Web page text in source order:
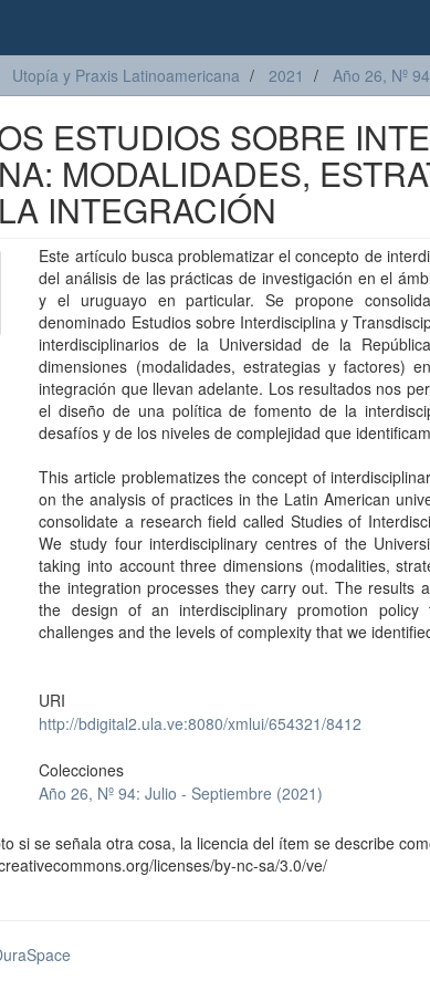
Utopía y Praxis Latinoamericana 2021 Año 26, Nº
ESTUDIOS SOBRE
MODALIDADES,
INTEGRACIÓN
Este artículo busca problematizar el concepto de
del análisis de las prácticas de investigación en el
y el uruguayo en particular. Se propone
denominado Estudios sobre Interdisciplina y
interdisciplinarios de la Universidad de la
dimensiones (modalidades, estrategias y factores)
integración que llevan adelante. Los resultados nos
el diseño de una política de fomento de la
desafíos y de los niveles de complejidad que
This article problematizes the concept of
on the analysis of practices in the Latin American
consolidate a research field called Studies of
We study four interdisciplinary centres of the
taking into account three dimensions (modalities,
the integration processes they carry out. The results
the design of an interdisciplinary promotion
challenges and the levels of complexity that we
URI
http://bdigital2.ula.ve:8080/xmlui/654321/8412
Colecciones
Año 26, Nº 94: Julio - Septiembre (2021)
si se señala otra cosa, la licencia del ítem se describe
licenses/by-nc-sa/3.0/ve/